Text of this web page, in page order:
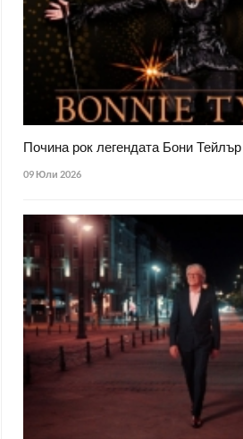
Почина рок легендата Бони Тейлър
09 Юли 2026